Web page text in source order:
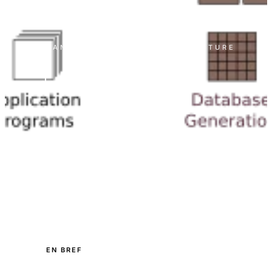
1 JANVIER 2024 · 1 MIN DE LECTURE
dataModels);
EN BREF